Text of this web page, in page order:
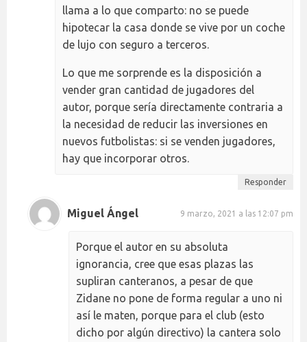
llama a lo que comparto: no se puede
hipotecar la casa donde se vive por un coche
de lujo con seguro a terceros.
Lo que me sorprende es la disposición a
vender gran cantidad de jugadores del
autor, porque sería directamente contraria a
la necesidad de reducir las inversiones en
nuevos futbolistas: si se venden jugadores,
hay que incorporar otros.
Responder
Miguel Ángel 9 marzo, 2021 a las 12:07 pm
Porque el autor en su absoluta
ignorancia, cree que esas plazas las
supliran canteranos, a pesar de que
Zidane no pone de forma regular a uno ni
así le maten, porque para el club (esto
dicho por algún directivo) la cantera solo